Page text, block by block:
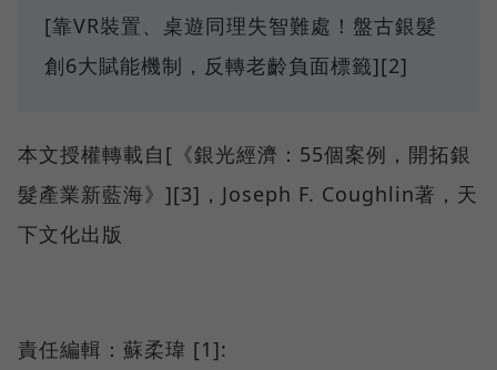
[靠VR裝置、桌遊同理失智難處！盤古銀髮
創6大賦能機制，反轉老齡負面標籤][2]
本文授權轉載自[《銀光經濟：55個案例，開拓銀
髮產業新藍海》][3]，Joseph F. Coughlin著，天
下文化出版
責任編輯：蘇柔瑋 [1]: